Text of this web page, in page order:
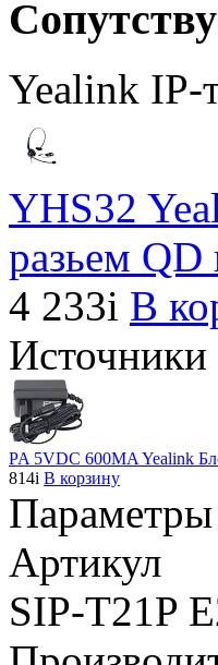
Yealink IP-
YHS32
разьем QD
4 233i В
Источники
PA 5VDC 600MA Yealink
814i В корзину
Параметры
Артикул
SIP-T21P